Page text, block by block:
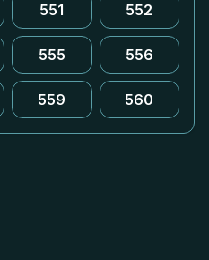
551 552
555 556
559 560